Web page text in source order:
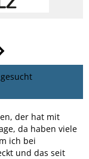
der hat mit
da haben viele
ich bei
und das seit